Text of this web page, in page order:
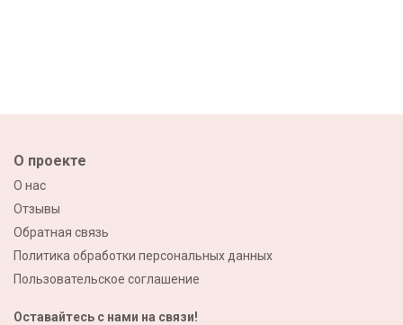
О проекте
О нас
Отзывы
Обратная связь
Политика обработки персональных данных
Пользовательское соглашение
Оставайтесь с нами на связи!